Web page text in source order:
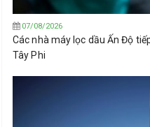
07/08/2026
Các nhà máy lọc dầu Ấn Độ
Tây Phi